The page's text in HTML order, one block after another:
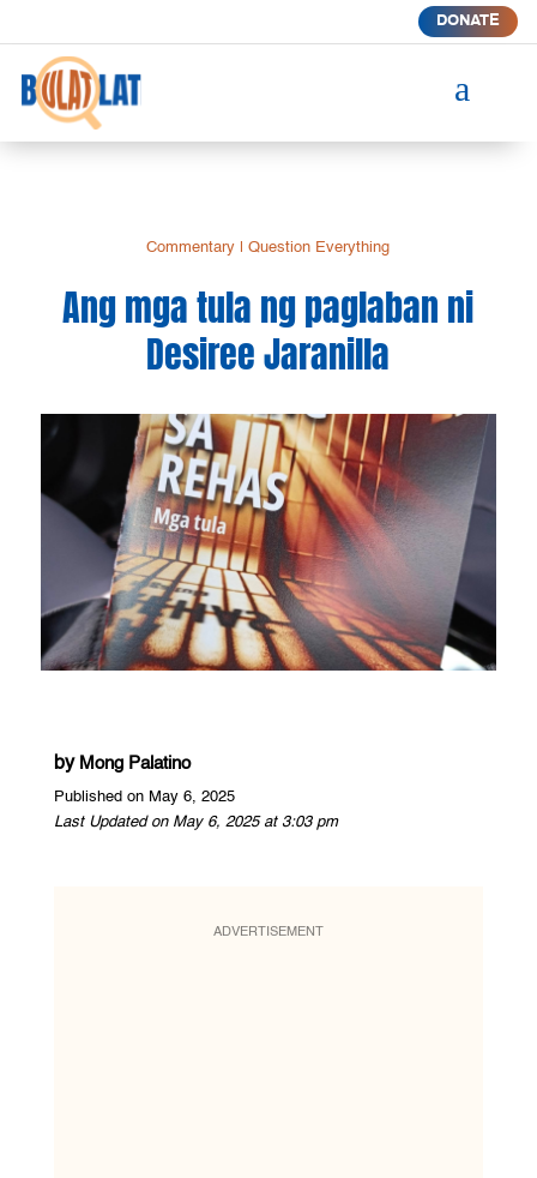
DONATE
a
Commentary |Question Everything
Ang mga tula ng paglaban ni
Desiree Jaranilla
by Mong Palatino
Published on May 6, 2025
Last Updated on May 6, 2025 at 3:03 pm
ADVERTISEMENT